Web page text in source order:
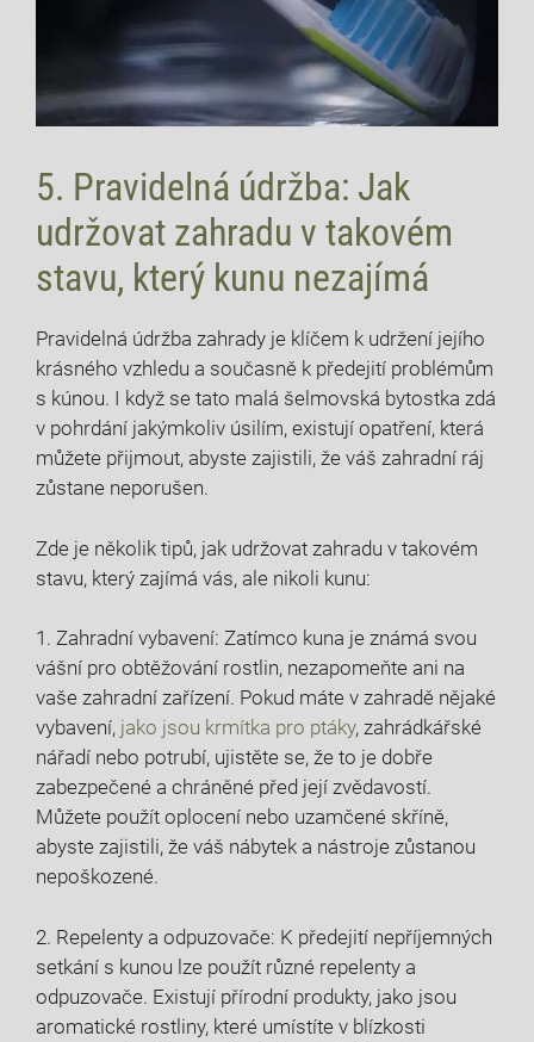
5. Pravidelná údržba: Jak
udržovat zahradu v takovém
stavu, který kunu nezajímá
Pravidelná údržba zahrady je klíčem k udržení jejího
krásného vzhledu a současně k předejití problémům
s kúnou. I když se tato malá šelmovská bytostka zdá
v pohrdání jakýmkoliv úsilím, existují opatření, která
můžete přijmout, abyste zajistili, že váš zahradní ráj
zůstane neporušen.
Zde je několik tipů, jak udržovat zahradu v takovém
stavu, který zajímá vás, ale nikoli kunu:
1. Zahradní vybavení: Zatímco kuna je známá svou
vášní pro obtěžování rostlin, nezapomeňte ani na
vaše zahradní zařízení. Pokud máte v zahradě nějaké
vybavení, jako jsou krmítka pro ptáky, zahrádkářské
nářadí nebo potrubí, ujistěte se, že to je dobře
zabezpečené a chráněné před její zvědavostí.
Můžete použít oplocení nebo uzamčené skříně,
abyste zajistili, že váš nábytek a nástroje zůstanou
nepoškozené.
2. Repelenty a odpuzovače: K předejití nepříjemných
setkání s kunou lze použít různé repelenty a
odpuzovače. Existují přírodní produkty, jako jsou
aromatické rostliny, které umístíte v blízkosti